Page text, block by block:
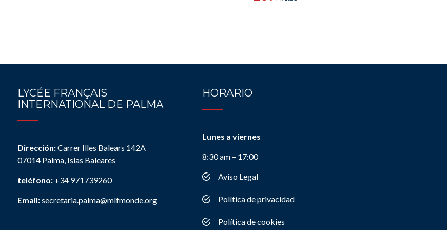
LYCÉE FRANÇAIS
INTERNATIONAL DE PALMA
Dirección:Carrer Illes Balears 142A
07014 Palma, Islas Baleares
teléfono: +34 971739260
Email:secretaria.palma@mlfmonde.org
HORARIO
Lunes a viernes
8:30 am – 17:00
Aviso Legal
Política de privacidad
Política de cookies